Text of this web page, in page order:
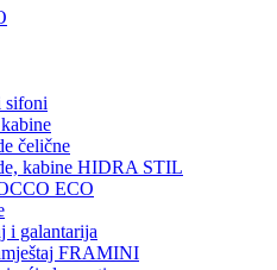
čelične
kabine HIDRA STIL
ECO
i galantarija
FRAMINI